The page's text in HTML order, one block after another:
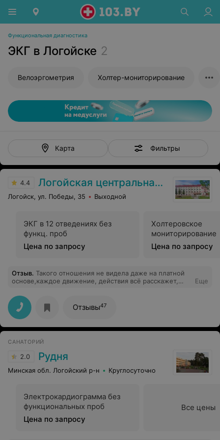
Функциональная диагностика
ЭКГ в Логойске 2
Велоэргометрия Холтер-мониторирование
Карта Фильтры
4.4 Логойская центральная районная больница
Логойск, ул. Победы, 35 Выходной
ЭКГ в 12 отведениях без
функц. проб
Цена по запросу
Холтеровское
мониторирование
Цена по запросу
Отзыв. Такого отношения не видела даже на платной
основе,каждое движение, действия всё расскажет,
сказать но только положительные слова, спасибо Вам
за ваш труд и терпение к каждой поциентке.
Еще
Отзывы47
САНАТОРИЙ
2.0 Рудня
Минская обл. Логойский р-н Круглосуточно
Электрокардиограмма без
функциональных проб
Цена по запросу
Все цены